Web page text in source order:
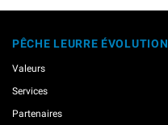
PÊCHE LEURRE ÉVOLUTION
Valeurs
Services
Partenaires